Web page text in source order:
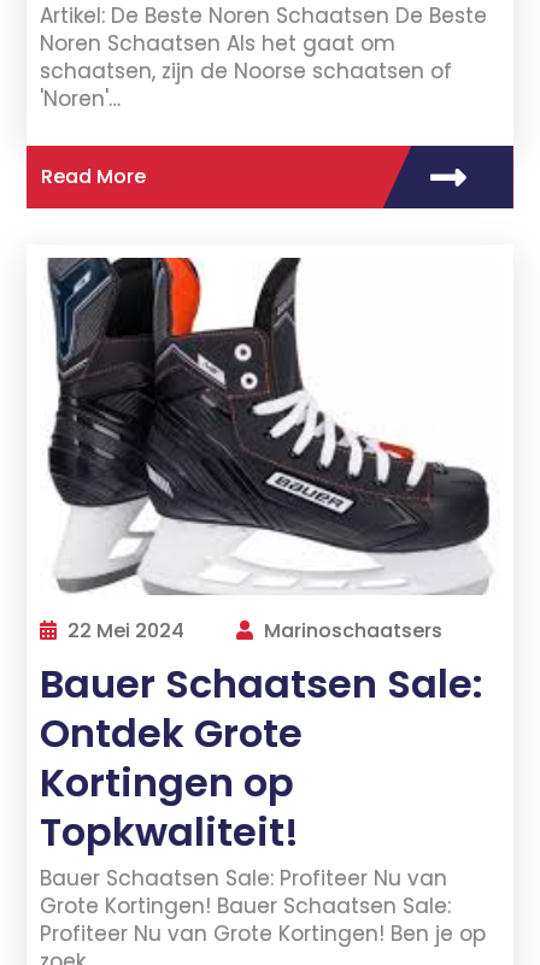
Artikel: De Beste Noren Schaatsen De Beste
Noren Schaatsen Als het gaat om
schaatsen, zijn de Noorse schaatsen of
'Noren'…
Read More
22 Mei 2024 Marinoschaatsers
Bauer Schaatsen Sale:
Ontdek Grote
Kortingen op
Topkwaliteit!
Bauer Schaatsen Sale: Profiteer Nu van
Grote Kortingen! Bauer Schaatsen Sale:
Profiteer Nu van Grote Kortingen! Ben je op